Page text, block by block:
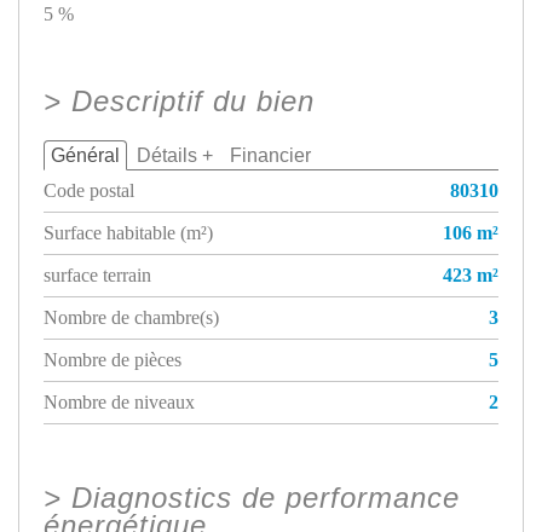
5 %
> Descriptif du bien
Général Détails + Financier
Code postal
80310
Surface habitable (m²)
106 m²
surface terrain
423 m²
Nombre de chambre(s)
3
Nombre de pièces
5
Nombre de niveaux
2
> Diagnostics de performance